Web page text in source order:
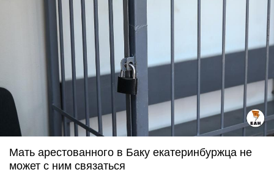
Мать арестованного в Баку екатеринбуржца не
может с ним связаться